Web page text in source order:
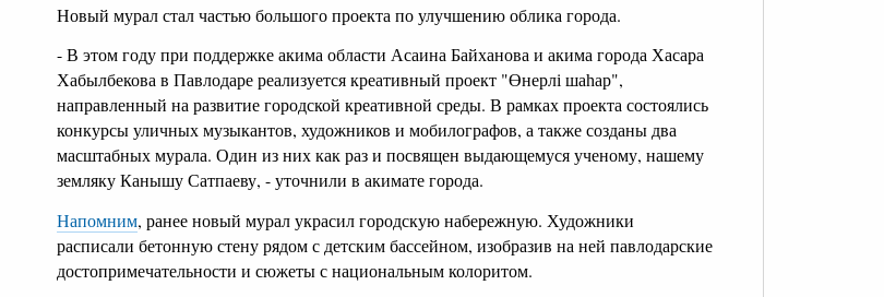
Новый мурал стал частью большого проекта по улучшению облика города.
- В этом году при поддержке акима области Асаина Байханова и акима города Хасара
Хабылбекова в Павлодаре реализуется креативный проект "Өнерлі шаһар",
направленный на развитие городской креативной среды. В рамках проекта состоялись
конкурсы уличных музыкантов, художников и мобилографов, а также созданы два
масштабных мурала. Один из них как раз и посвящен выдающемуся ученому, нашему
земляку Канышу Сатпаеву, - уточнили в акимате города.
Напомним, ранее новый мурал украсил городскую набережную. Художники
расписали бетонную стену рядом с детским бассейном, изобразив на ней павлодарские
достопримечательности и сюжеты с национальным колоритом.